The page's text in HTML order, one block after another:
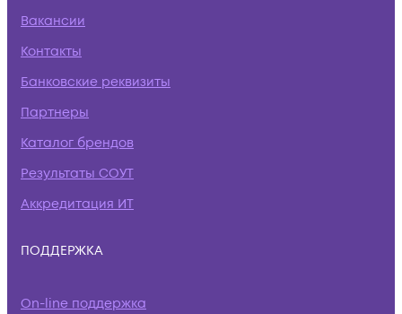
Вакансии
Контакты
Банковские реквизиты
Партнеры
Каталог брендов
Результаты СОУТ
Аккредитация ИТ
ПОДДЕРЖКА
On-line поддержка